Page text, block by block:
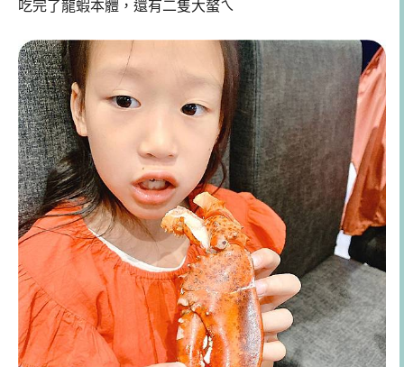
吃完了龍蝦本體，還有二隻大螯ㄟ